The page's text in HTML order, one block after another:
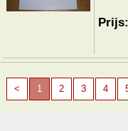
< 1 2 3 4